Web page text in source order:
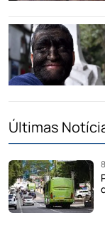
Últimas